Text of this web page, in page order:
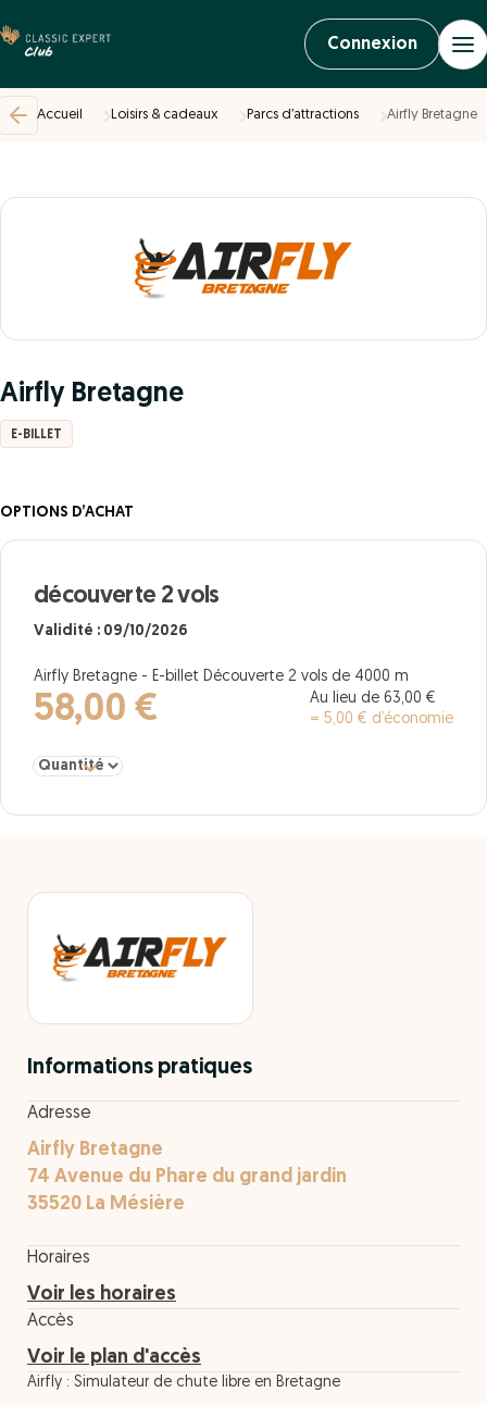
Connexion
Accueil Loisirs & cadeaux Parcs d’attractions Airfly Bretagne
Airfly Bretagne
E-BILLET
OPTIONS D’ACHAT
découverte 2 vols
Validité : 09/10/2026
Airfly Bretagne - E-billet Découverte 2 vols de 4000 m
58,00 €
Au lieu de 63,00 €
= 5,00 € d’économie
Sélectionner la quantité pour découverte 2 vols
Informations pratiques
Adresse
Airfly Bretagne
74 Avenue du Phare du grand jardin
35520 La Mésière
Horaires
Voir les horaires
Accès
Voir le plan d'accès
Airfly : Simulateur de chute libre en Bretagne